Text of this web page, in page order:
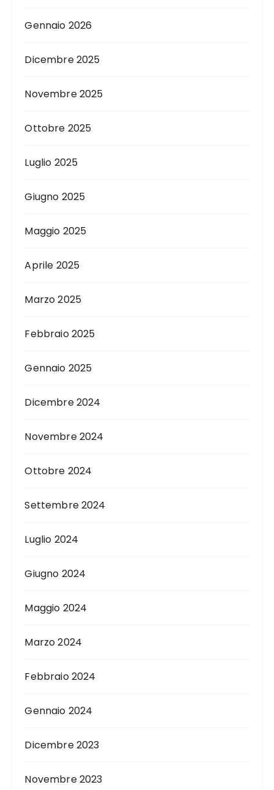
Gennaio 2026
Dicembre 2025
Novembre 2025
Ottobre 2025
Luglio 2025
Giugno 2025
Maggio 2025
Aprile 2025
Marzo 2025
Febbraio 2025
Gennaio 2025
Dicembre 2024
Novembre 2024
Ottobre 2024
Settembre 2024
Luglio 2024
Giugno 2024
Maggio 2024
Marzo 2024
Febbraio 2024
Gennaio 2024
Dicembre 2023
Novembre 2023